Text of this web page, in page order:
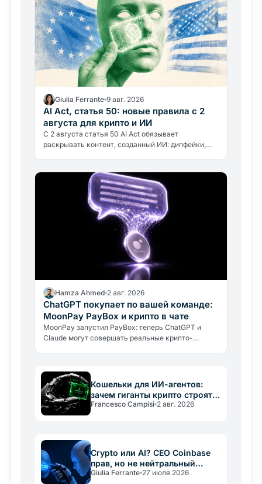
Giulia Ferrante 9 авг. 2026
AI Act, статья 50: новые правила с 2
августа для крипто и ИИ
С 2 августа статья 50 AI Act обязывает
раскрывать контент, созданный ИИ: дипфейки,
Hamza Ahmed 2 авг. 2026
ChatGPT покупает по вашей команде:
MoonPay PayBox и крипто в чате
MoonPay запустил PayBox: теперь ChatGPT и
Claude могут совершать реальные крипто-
Кошельки для ИИ-агентов:
зачем гиганты крипто строят
новую инфраструктуру
Francesco Campisi 2 авг. 2026
Crypto или AI? CEO Coinbase
прав, но не нейтральный
арбитр
Giulia Ferrante 27 июля 2026